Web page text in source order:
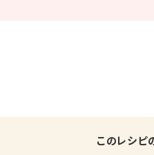
このレシピ